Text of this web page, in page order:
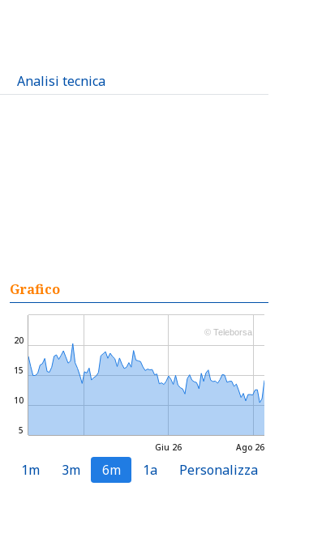
Analisi tecnica
Grafico
Giu 26 Ago 26
5
10
15
20
© Teleborsa
1m 3m 6m 1a Personalizza